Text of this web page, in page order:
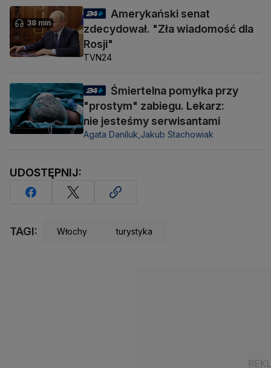
38 min
Amerykański senat
zdecydował. "Zła wiadomość dla
Rosji"
TVN24
Śmiertelna pomyłka przy
"prostym" zabiegu. Lekarz:
nie jesteśmy serwisantami
Agata Daniluk, Jakub Stachowiak
UDOSTĘPNIJ:
TAGI: Włochy turystyka